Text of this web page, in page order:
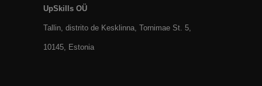
UpSkills OÜ
Tallin, distrito de Kesklinna, Tornimаe St. 5,
10145, Estonia